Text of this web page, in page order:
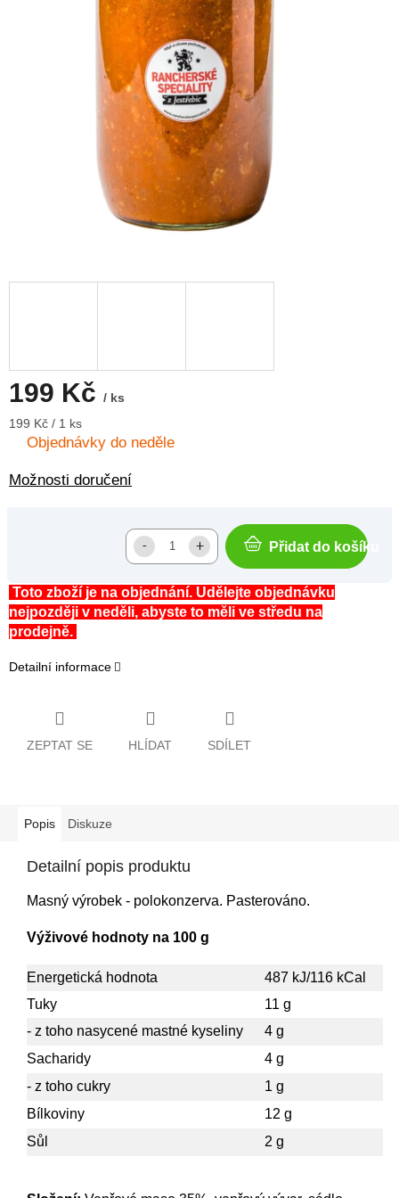
199 Kč / ks
Měrná
cena:
199 Kč / 1 ks
Objednávky do neděle
Možnosti doručení
Přidat do košíku
Toto zboží je na objednání. Udělejte objednávku
nejpozději v neděli, abyste to měli ve středu na
prodejně.
Detailní informace
ZEPTAT SE HLÍDAT SDÍLET
Popis Diskuze
Detailní popis produktu
Masný výrobek - polokonzerva. Pasterováno.
Výživové hodnoty na 100 g
Energetická hodnota
487 kJ/116 kCal
Tuky
11 g
- z toho nasycené mastné kyseliny
4 g
Sacharidy
4 g
- z toho cukry
1 g
Bílkoviny
12 g
Sůl
2 g